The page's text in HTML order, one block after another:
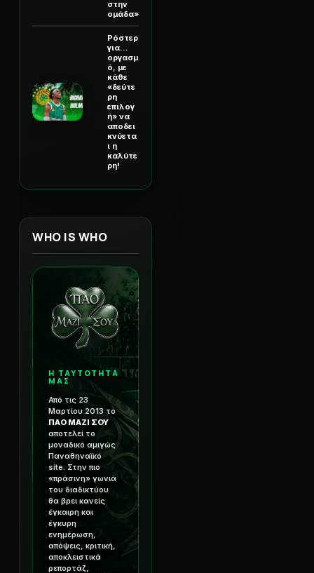
στην
ομάδα»
Ρόστερ
για...
οργασμ
ό, με
κάθε
«δεύτε
ρη
επιλογ
ή» να
αποδει
κνύετα
ι η
καλύτε
ρη!
WHO IS WHO
Η ΤΑΥΤΟΤΗΤΑ
ΜΑΣ
Από τις 23
Μαρτίου 2013 το
ΠΑΟ ΜΑΖΙ ΣΟΥ
αποτελεί το
μοναδικό αμιγώς
Παναθηναϊκό
site. Στην πιο
«πράσινη» γωνιά
του διαδικτύου
θα βρει κανείς
έγκαιρη και
έγκυρη
ενημέρωση,
απόψεις, κριτική,
αποκλειστικά
ρεπορτάζ,